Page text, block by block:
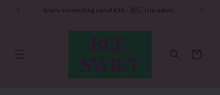
naar de
💙 Gratis verzending vanaf €30,- 🇳🇱 (sieraden)
Winkelwagen